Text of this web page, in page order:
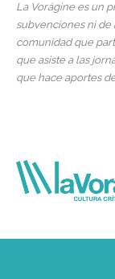
La Vorágine es un
subvenciones ni de
comunidad que
que asiste a las
que hace aportes